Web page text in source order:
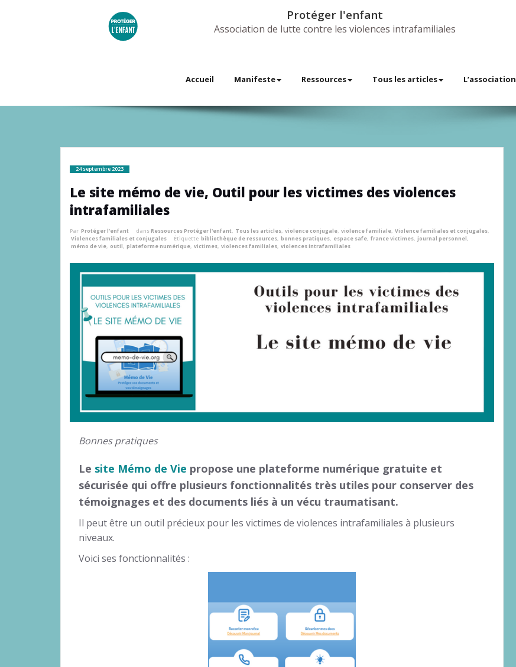
Protéger l'enfant
Association de lutte contre les violences intrafamiliales
Accueil Manifeste Ressources Tous les articles L’association
24 septembre 2023
Le site mémo de vie, Outil pour les victimes des violences
intrafamiliales
Par Protéger l'enfant dansRessources Protéger l'enfant, Tous les articles, violence conjugale, violence familiale, Violence familiales et conjugales,
Violences familiales et conjugales
Étiquette bibliothèque de ressources, bonnes pratiques, espace safe, france victimes, journal personnel,
mémo de vie, outil, plateforme numérique, victimes, violences familiales, violences intrafamiliales
Bonnes pratiques
Le site Mémo de Vie propose une plateforme numérique gratuite et
sécurisée qui offre plusieurs fonctionnalités très utiles pour conserver des
témoignages et des documents liés à un vécu traumatisant.
Il peut être un outil précieux pour les victimes de violences intrafamiliales à plusieurs
niveaux.
Voici ses fonctionnalités :